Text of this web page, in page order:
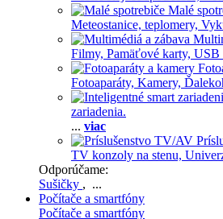
Malé
Meteostanice, teplomery,
Filmy, Pamäťové karty, USB
Fotoaparáty, Kamery,
zariadenia.
... viac
TV konzoly na stenu,
Odporúčame:
Sušičky , ...
Počítače a smartfóny
Počítače a smartfóny